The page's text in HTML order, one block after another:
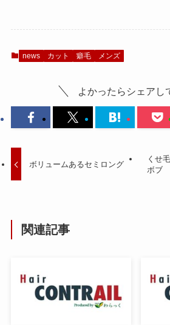
news カット 癖毛 メンズ
よかったらシェアし
ボリュームあるセミロング
くせ
ボブ
関連記事